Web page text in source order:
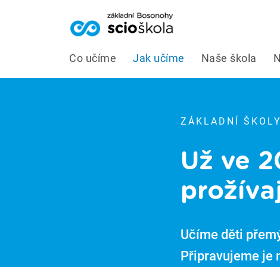
Co učíme Jak učíme Naše škola
ZÁKLADNÍ ŠKOLY
Už ve
Učíme děti
Připravujeme je